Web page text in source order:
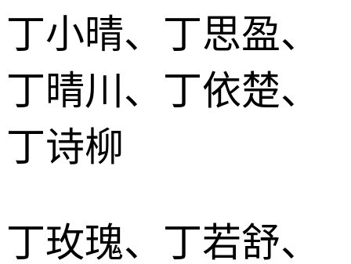
丁小晴、丁思盈、
丁晴川、丁依楚、
丁诗柳
丁玫瑰、丁若舒、